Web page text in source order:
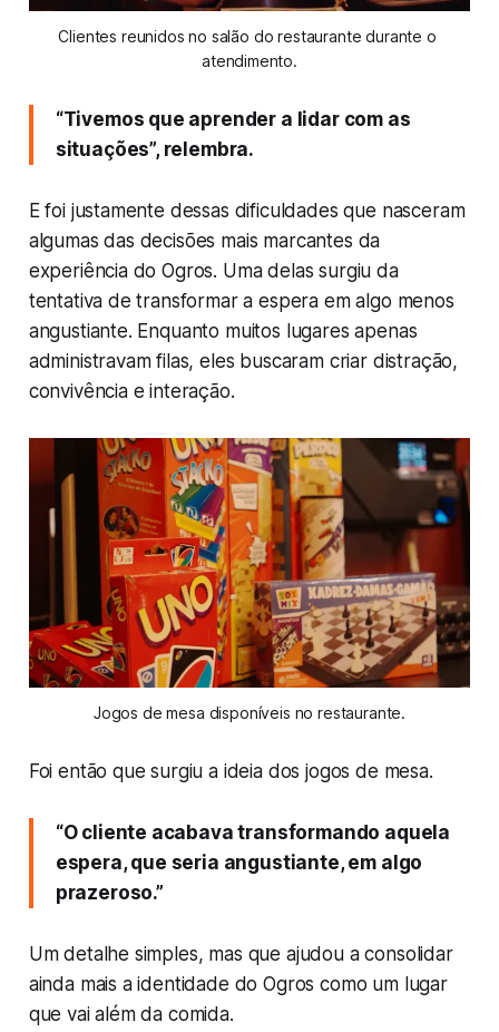
Clientes reunidos no salão do restaurante durante o
atendimento.
“Tivemos que aprender a lidar com as
situações”, relembra.
E foi justamente dessas dificuldades que nasceram
algumas das decisões mais marcantes da
experiência do Ogros. Uma delas surgiu da
tentativa de transformar a espera em algo menos
angustiante. Enquanto muitos lugares apenas
administravam filas, eles buscaram criar distração,
convivência e interação.
Jogos de mesa disponíveis no restaurante.
Foi então que surgiu a ideia dos jogos de mesa.
“O cliente acabava transformando aquela
espera, que seria angustiante, em algo
prazeroso.”
Um detalhe simples, mas que ajudou a consolidar
ainda mais a identidade do Ogros como um lugar
que vai além da comida.